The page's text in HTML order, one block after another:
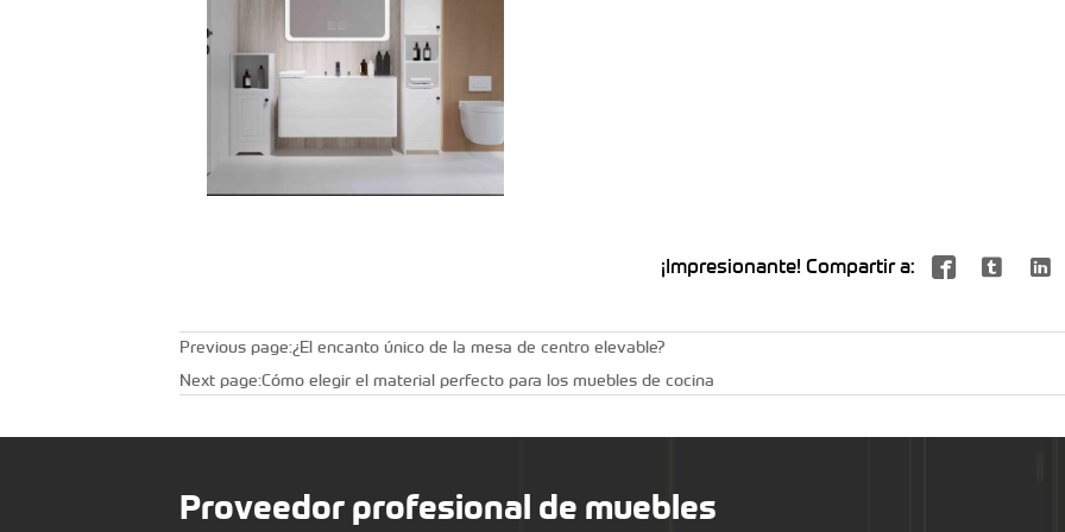
¡Impresionante! Compartir a:   
Previous page:¿El encanto único de la mesa de centro elevable?
Next page:Cómo elegir el material perfecto para los muebles de cocina
Proveedor profesional de muebles